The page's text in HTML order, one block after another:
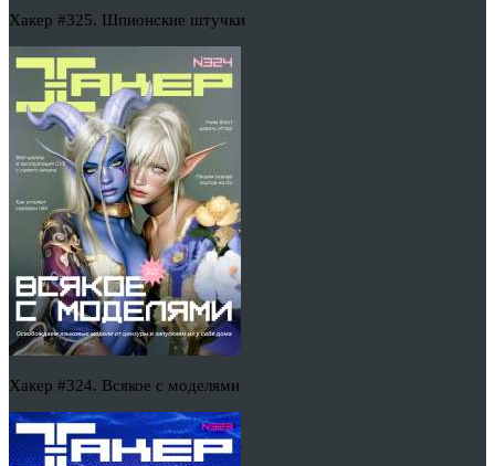
Хакер #325. Шпионские штучки
Хакер #324. Всякое с моделями